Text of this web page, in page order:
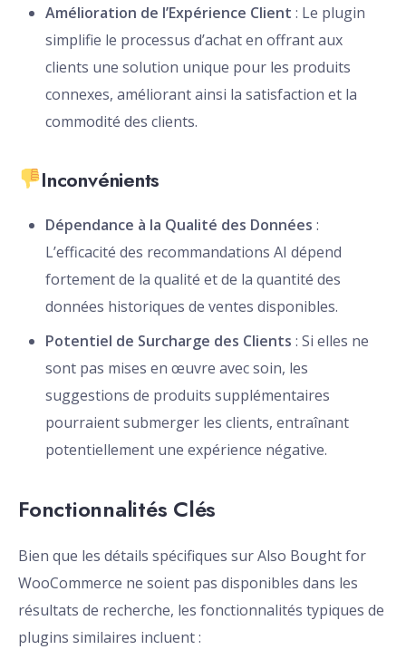
Amélioration de l’Expérience Client : Le plugin
simplifie le processus d’achat en offrant aux
clients une solution unique pour les produits
connexes, améliorant ainsi la satisfaction et la
commodité des clients.
Inconvénients
Dépendance à la Qualité des Données :
L’efficacité des recommandations AI dépend
fortement de la qualité et de la quantité des
données historiques de ventes disponibles.
Potentiel de Surcharge des Clients : Si elles ne
sont pas mises en œuvre avec soin, les
suggestions de produits supplémentaires
pourraient submerger les clients, entraînant
potentiellement une expérience négative.
Fonctionnalités Clés
Bien que les détails spécifiques sur Also Bought for
WooCommerce ne soient pas disponibles dans les
résultats de recherche, les fonctionnalités typiques de
plugins similaires incluent :